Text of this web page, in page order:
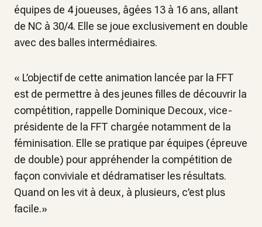
équipes de 4 joueuses, âgées 13 à 16 ans, allant
de NC à 30/4. Elle se joue exclusivement en double
avec des balles intermédiaires.
« L’objectif de cette animation lancée par la FFT
est de permettre à des jeunes filles de découvrir la
compétition, rappelle Dominique Decoux, vice-
présidente de la FFT chargée notamment de la
féminisation. Elle se pratique par équipes (épreuve
de double) pour appréhender la compétition de
façon conviviale et dédramatiser les résultats.
Quand on les vit à deux, à plusieurs, c’est plus
facile.»